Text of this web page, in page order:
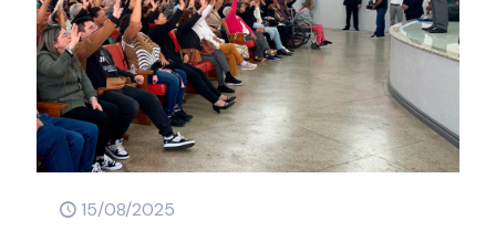
15/08/2025